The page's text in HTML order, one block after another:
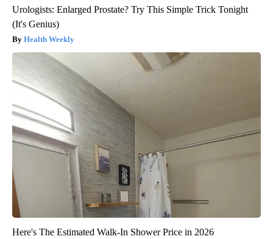
Urologists: Enlarged Prostate? Try This Simple Trick Tonight
(It's Genius)
Health Weekly
Here's The Estimated Walk-In Shower Price in 2026